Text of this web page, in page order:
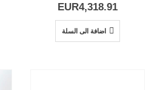
EUR4,318.91
اضافة الى السلة